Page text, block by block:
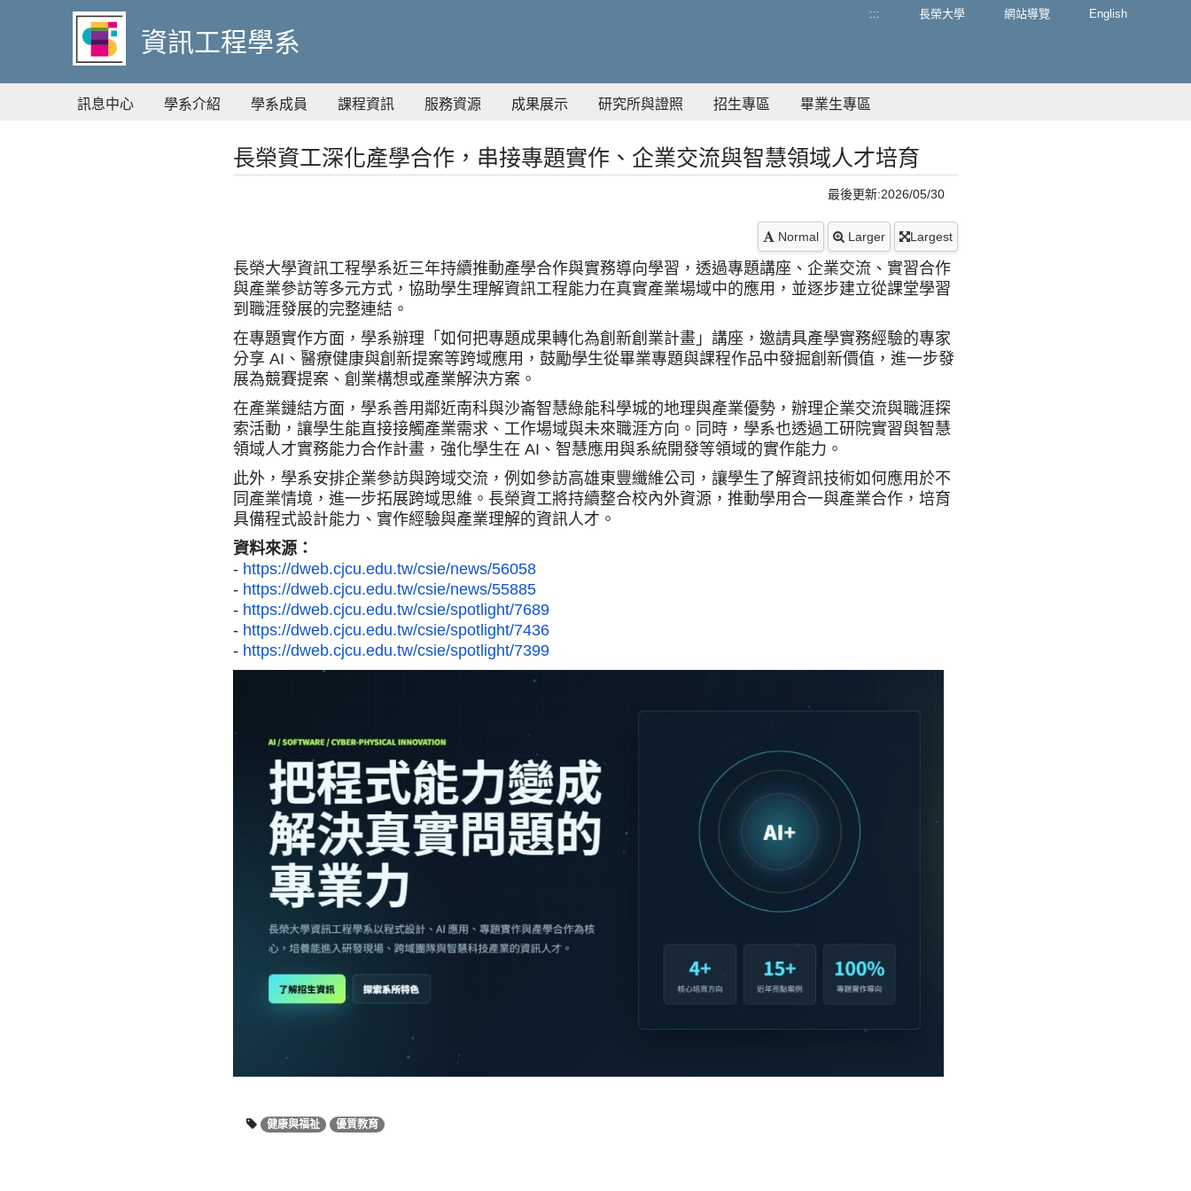
內
容
資訊工程學系
::: 長榮大學 網站導覽 English
訊息中心 學系介紹 學系成員 課程資訊 服務資源 成果展示 研究所與證照 招生專區 畢業生專區
長榮資工深化產學合作，串接專題實作、企業交流與智慧領域人才培育
最後更新:2026/05/30
Normal Larger Largest
長榮大學資訊工程學系近三年持續推動產學合作與實務導向學習，透過專題講座、企業交流、實習合作
與產業參訪等多元方式，協助學生理解資訊工程能力在真實產業場域中的應用，並逐步建立從課堂學習
到職涯發展的完整連結。
在專題實作方面，學系辦理「如何把專題成果轉化為創新創業計畫」講座，邀請具產學實務經驗的專家
分享 AI、醫療健康與創新提案等跨域應用，鼓勵學生從畢業專題與課程作品中發掘創新價值，進一步發
展為競賽提案、創業構想或產業解決方案。
在產業鏈結方面，學系善用鄰近南科與沙崙智慧綠能科學城的地理與產業優勢，辦理企業交流與職涯探
索活動，讓學生能直接接觸產業需求、工作場域與未來職涯方向。同時，學系也透過工研院實習與智慧
領域人才實務能力合作計畫，強化學生在 AI、智慧應用與系統開發等領域的實作能力。
此外，學系安排企業參訪與跨域交流，例如參訪高雄東豐纖維公司，讓學生了解資訊技術如何應用於不
同產業情境，進一步拓展跨域思維。長榮資工將持續整合校內外資源，推動學用合一與產業合作，培育
具備程式設計能力、實作經驗與產業理解的資訊人才。
資料來源：
- https://dweb.cjcu.edu.tw/csie/news/56058
- https://dweb.cjcu.edu.tw/csie/news/55885
- https://dweb.cjcu.edu.tw/csie/spotlight/7689
- https://dweb.cjcu.edu.tw/csie/spotlight/7436
- https://dweb.cjcu.edu.tw/csie/spotlight/7399
健康與福祉 優質教育